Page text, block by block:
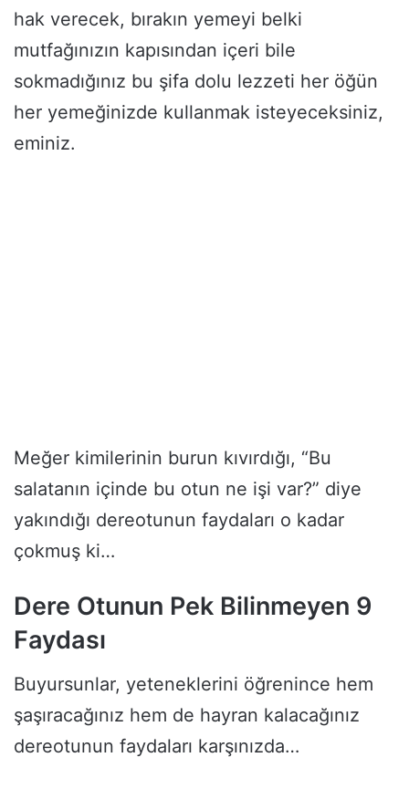
hak verecek, bırakın yemeyi belki
mutfağınızın kapısından içeri bile
sokmadığınız bu şifa dolu lezzeti her öğün
her yemeğinizde kullanmak isteyeceksiniz,
eminiz.
Meğer kimilerinin burun kıvırdığı, “Bu
salatanın içinde bu otun ne işi var?” diye
yakındığı dereotunun faydaları o kadar
çokmuş ki…
Dere Otunun Pek Bilinmeyen 9
Faydası
Buyursunlar, yeteneklerini öğrenince hem
şaşıracağınız hem de hayran kalacağınız
dereotunun faydaları karşınızda…